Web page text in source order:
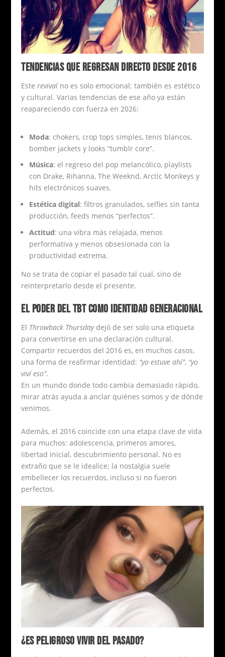
TENDENCIAS QUE REGRESAN DIRECTO DESDE 2016
Esterevival no es solo emocional; también es estético
y cultural. Varias tendencias de ese año ya están
reapareciendo con fuerza en 2026:
Moda: chokers, crop tops simples, tenis blancos,
bomber jackets y looks “tumblr core”.
Música: el regreso del pop melancólico, playlists
con Drake, Rihanna, The Weeknd, Arctic Monkeys y
hits electrónicos suaves.
Estética digital: filtros granulados, selfies sin tanta
producción, feeds menos “perfectos”.
Actitud: una vibra más relajada, menos
performativa y menos obsesionada con la
productividad extrema.
No se trata de copiar el pasado tal cual, sino de
reinterpretarlo desde el presente.
EL PODER DEL TBT COMO IDENTIDAD GENERACIONAL
El Throwback Thursdaydejó de ser solo una etiqueta
para convertirse en una declaración cultural.
Compartir recuerdos del 2016 es, en muchos casos,
una forma de reafirmar identidad: “yo estuve ahí”, “yo
viví eso”.
En un mundo donde todo cambia demasiado rápido,
mirar atrás ayuda a anclar quiénes somos y de dónde
venimos.
Además, el 2016 coincide con una etapa clave de vida
para muchos: adolescencia, primeros amores,
libertad inicial, descubrimiento personal. No es
extraño que se le idealice; la nostalgia suele
embellecer los recuerdos, incluso si no fueron
perfectos.
¿ES PELIGROSO VIVIR DEL PASADO?